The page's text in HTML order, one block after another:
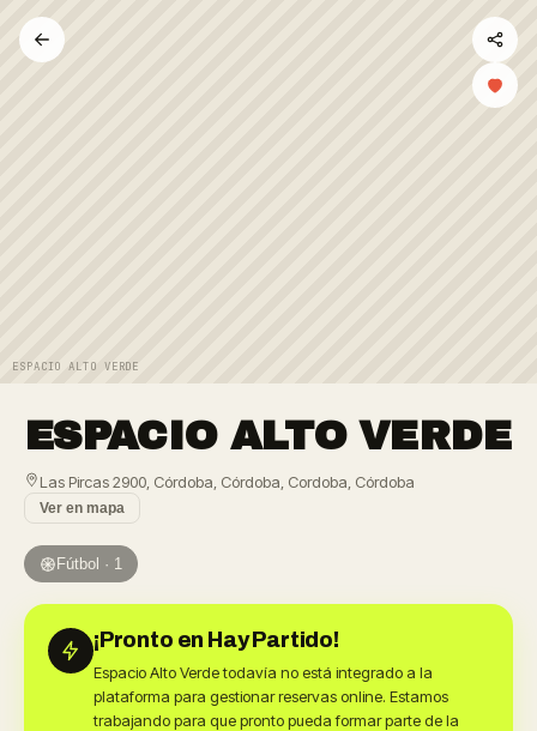
ESPACIO ALTO VERDE
ESPACIO ALTO VERDE
Las Pircas 2900, Córdoba, Córdoba, Cordoba, Córdoba
Ver en mapa
Fútbol · 1
¡Pronto en Hay Partido!
Espacio Alto Verde todavía no está integrado a la
plataforma para gestionar reservas online. Estamos
trabajando para que pronto pueda formar parte de la